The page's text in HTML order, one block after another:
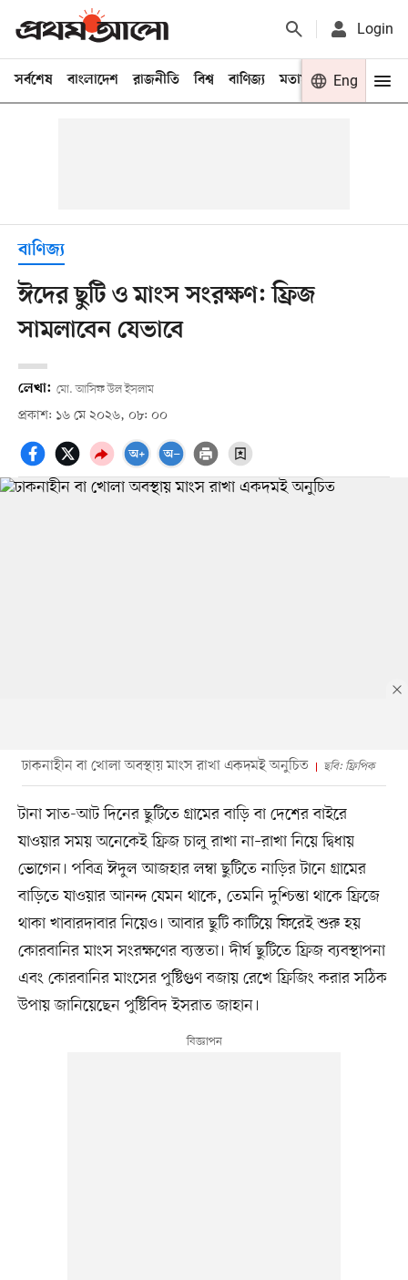
Login
সর্বশেষ বাংলাদেশ রাজনীতি বিশ্ব বাণিজ্য মতামত খেলা
Eng
বাণিজ্য
ঈদের ছুটি ও মাংস সংরক্ষণ: ফ্রিজ
সামলাবেন যেভাবে
লেখা: মো. আসিফ উল ইসলাম
প্রকাশ: ১৬ মে ২০২৬, ০৮: ০০
ঢাকনাহীন বা খোলা অবস্থায় মাংস রাখা একদমই অনুচিত ছবি: ফ্রিপিক
টানা সাত-আট দিনের ছুটিতে গ্রামের বাড়ি বা দেশের বাইরে
যাওয়ার সময় অনেকেই ফ্রিজ চালু রাখা না–রাখা নিয়ে দ্বিধায়
ভোগেন। পবিত্র ঈদুল আজহার লম্বা ছুটিতে নাড়ির টানে গ্রামের
বাড়িতে যাওয়ার আনন্দ যেমন থাকে, তেমনি দুশ্চিন্তা থাকে ফ্রিজে
থাকা খাবারদাবার নিয়েও। আবার ছুটি কাটিয়ে ফিরেই শুরু হয়
কোরবানির মাংস সংরক্ষণের ব্যস্ততা। দীর্ঘ ছুটিতে ফ্রিজ ব্যবস্থাপনা
এবং কোরবানির মাংসের পুষ্টিগুণ বজায় রেখে ফ্রিজিং করার সঠিক
উপায় জানিয়েছেন পুষ্টিবিদ ইসরাত জাহান।